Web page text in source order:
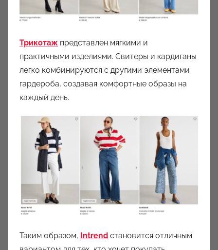
Трикотаж представлен мягкими и
практичными изделиями. Свитеры и кардиганы
легко комбинируются с другими элементами
гардероба, создавая комфортные образы на
каждый день.
Таким образом, Intrend становится отличным